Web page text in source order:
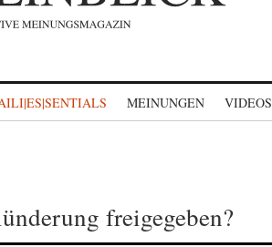
MEINUNGEN VIDEOS
freigegeben?